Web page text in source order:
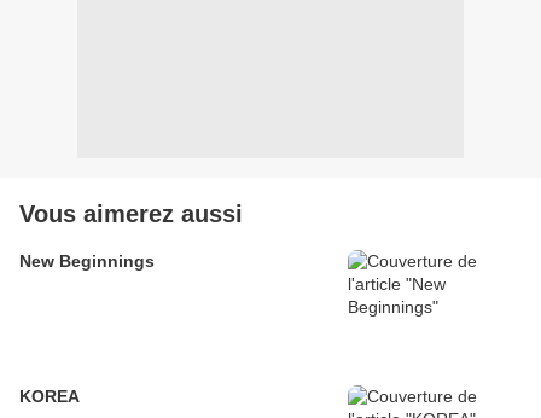
Vous aimerez aussi
New Beginnings
KOREA